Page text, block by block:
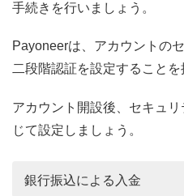
手続きを行いましょう。
Payoneerは、アカウントの
二段階認証を設定することを
アカウント開設後、セキュ
じて設定しましょう。
銀行振込による入金